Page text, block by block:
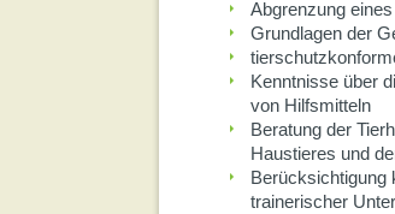
Abgrenzung
Grundlagen der
Kenntnisse über
von Hilfsmitteln
Beratung der
Haustieres und
Berücksichtigung
trainerischer